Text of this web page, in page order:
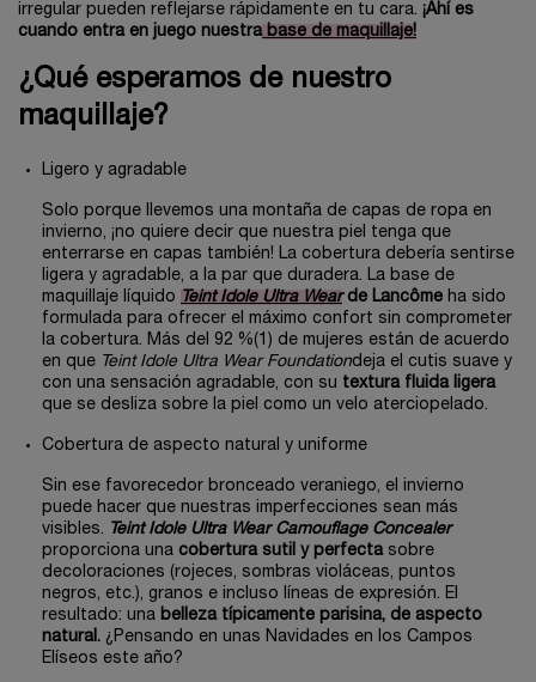
irregular pueden reflejarse rápidamente en tu cara. ¡Ahí es
cuando entra en juego nuestrabase de maquillaje!
¿Qué esperamos de nuestro
maquillaje?
Ligero y agradable
Solo porque llevemos una montaña de capas de ropa en
invierno, ¡no quiere decir que nuestra piel tenga que
enterrarse en capas también! La cobertura debería sentirse
ligera y agradable, a la par que duradera. La base de
maquillaje líquido
Teint Idole Ultra Wearde Lancôme ha sido
formulada para ofrecer el máximo confort sin comprometer
la cobertura. Más del 92 %(1) de mujeres están de acuerdo
en que Teint Idole Ultra Wear Foundationdeja el cutis suave y
con una sensación agradable, con su textura fluida ligera
que se desliza sobre la piel como un velo aterciopelado.
Cobertura de aspecto natural y uniforme
Sin ese favorecedor bronceado veraniego, el invierno
puede hacer que nuestras imperfecciones sean más
visibles.
Teint Idole Ultra Wear Camouflage Concealer
proporciona una cobertura sutil y perfectasobre
decoloraciones (rojeces, sombras violáceas, puntos
negros, etc.), granos e incluso líneas de expresión. El
resultado: una belleza típicamente parisina, de aspecto
natural. ¿Pensando en unas Navidades en los Campos
Elíseos este año?